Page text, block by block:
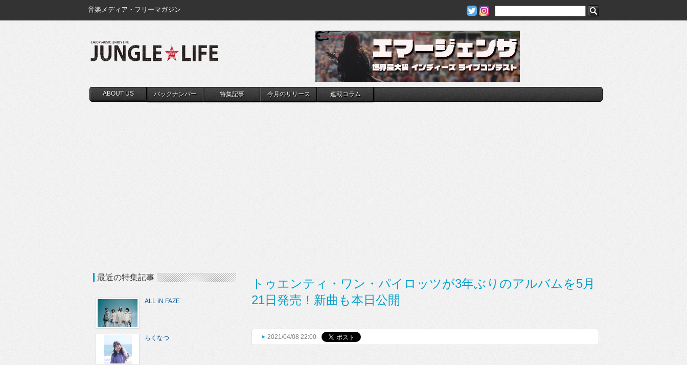
音楽メディア・フリーマガジン
ABOUT US バックナンバー 特集記事 今月のリリース 連載コラム
トゥエンティ・ワン・パイロッツが3年ぶりのアルバムを5月
21日発売！新曲も本日公開
2021/04/08 22:00
最近の特集記事
ALL iN FAZE
らくなつ